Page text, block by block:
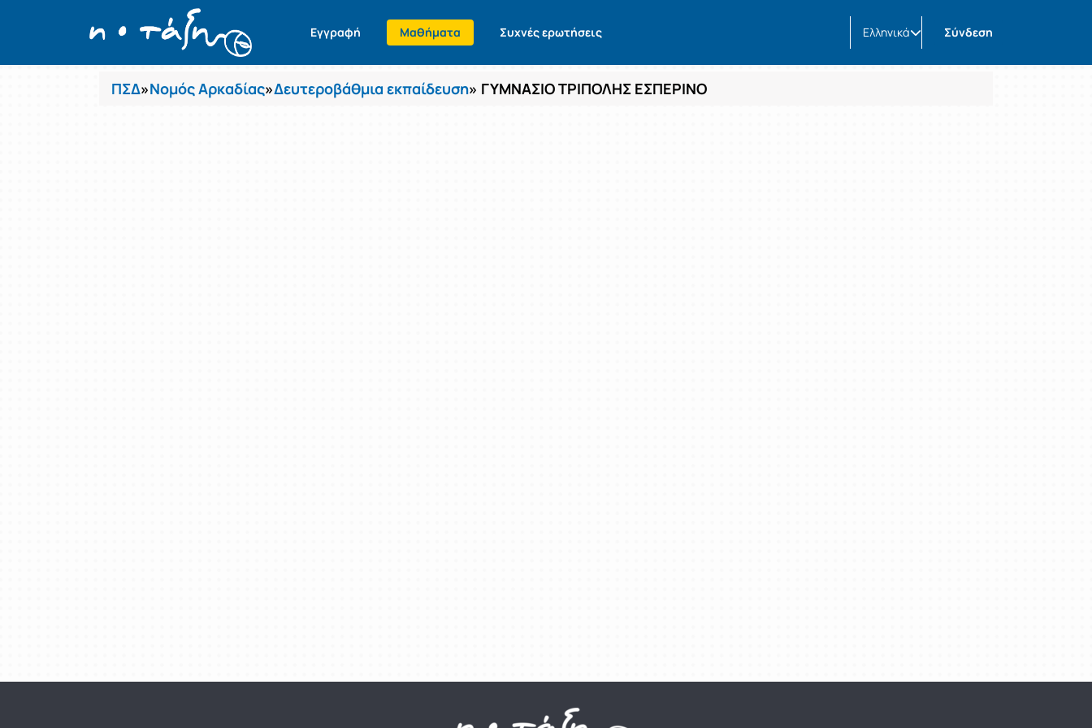
Εγγραφή Μαθήματα Συχνές ερωτήσεις Ελληνικά Σύνδεση
Μαθήματα
ΠΣΔ»Νομός Αρκαδίας»Δευτεροβάθμια εκπαίδευση» ΓΥΜΝΑΣΙΟ ΤΡΙΠΟΛΗΣ ΕΣΠΕΡΙΝΟ